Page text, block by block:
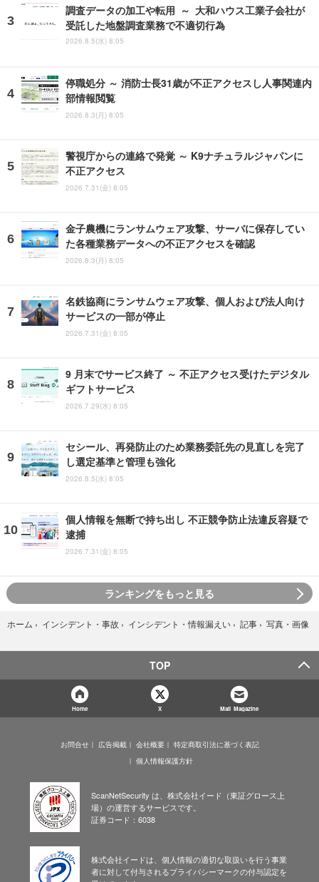
調査データの加工や転用 ～ 大和ハウス工業子会社が
受託した地盤調査業務で不適切行為
2026.8.5(水) 8:05
停職処分 ～ 消防士長31歳が不正アクセスし人事関連内
部情報閲覧
2026.8.3(月) 8:05
警視庁からの連絡で発覚 ～ K9ナチュラルジャパンに
不正アクセス
2026.7.31(金) 8:05
金子農機にランサムウェア攻撃、サーバに保存してい
た各種業務データへの不正アクセスを確認
2026.8.3(月) 8:05
名鉄協商にランサムウェア攻撃、個人および法人向け
サービスの一部が停止
2026.7.31(金) 8:05
9 月末でサービス終了 ～ 不正アクセス受けたデジタル
ギフトサービス
2026.7.29(水) 8:05
セシール、再発防止のため業務委託先の見直しを完了
し選定基準と管理も強化
2026.8.5(水) 8:05
個人情報を無断で持ち出し 不正競争防止法違反容疑で
逮捕
2026.7.31(金) 8:05
ランキングをもっと見る
ホーム › インシデント・事故 › インシデント・情報漏えい › 記事 › 写真・画像
TOP
Home X Mail Magazine
お問合せ 広告掲載 会社概要
特定商取引法に基づく表記
個人情報保護方針
ScanNetSecurity は、株式会社イード（東証グロース上
場）の運営するサービスです。
証券コード：6038
株式会社イードは、個人情報の適切な取扱いを行う事業
者に対して付与されるプライバシーマークの付与認定を